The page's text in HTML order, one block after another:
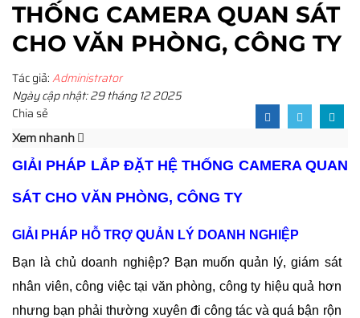
THỐNG CAMERA QUAN SÁT
CHO VĂN PHÒNG, CÔNG TY
Tác giả:Administrator
Ngày cập nhật: 29 tháng 12 2025
Chia sẻ
Xem nhanh
GIẢI PHÁP LẮP ĐẶT HỆ THỐNG CAMERA QUAN
SÁT CHO VĂN PHÒNG, CÔNG TY
GIẢI PHÁP HỖ TRỢ QUẢN LÝ DOANH NGHIỆP
Bạn là chủ doanh nghiệp? Bạn muốn quản lý, giám sát
nhân viên, công việc tại văn phòng, công ty hiệu quả hơn
nhưng bạn phải thường xuyên đi công tác và quá bận rộn